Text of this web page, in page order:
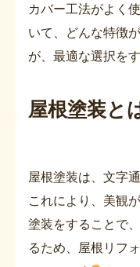
カバー工法がよく
いて、どんな特徴
が、最適な選択を
屋根塗装と
屋根塗装は、文字
これにより、美観
塗装をすることで
るため、屋根リフ